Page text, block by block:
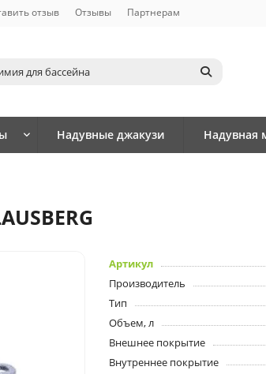
отзыв Отзывы Партнерам
Надувные джакузи Надувная
Артикул
Производитель
Тип
Объем, л
Внешнее покрытие
Внутреннее покрытие